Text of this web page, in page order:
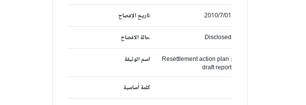
تاريخ الإفصاح 2010/7/01
حالة الافصاح Disclosed
اسم الوثيقة
Resettlement action plan :
draft report
كلمة أساسية